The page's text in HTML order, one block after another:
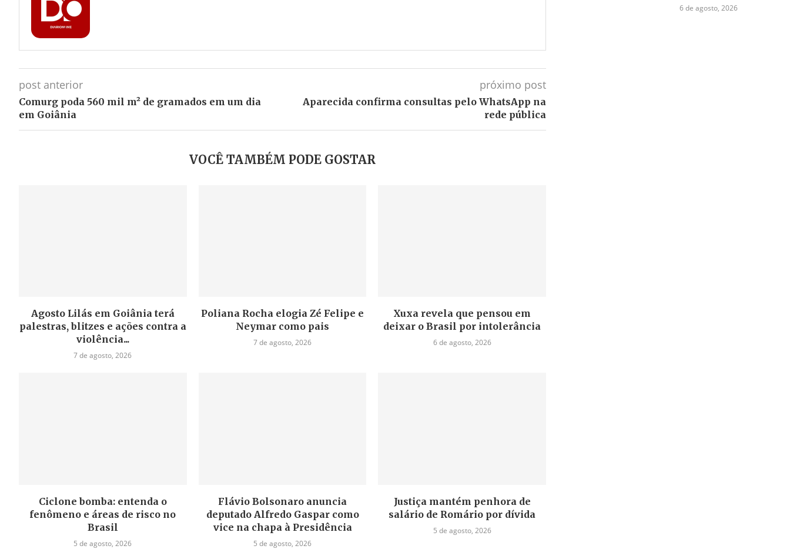
post anterior
Comurg poda 560 mil m² de gramados em um dia
em Goiânia
próximo post
Aparecida confirma consultas pelo WhatsApp na
rede pública
VOCÊ TAMBÉM PODE GOSTAR
Agosto Lilás em Goiânia terá
palestras, blitzes e ações contra a
violência...
7 de agosto, 2026
Poliana Rocha elogia Zé Felipe e
Neymar como pais
7 de agosto, 2026
Xuxa revela que pensou em
deixar o Brasil por intolerância
6 de agosto, 2026
Ciclone bomba: entenda o
fenômeno e áreas de risco no
Brasil
5 de agosto, 2026
Flávio Bolsonaro anuncia
deputado Alfredo Gaspar como
vice na chapa à Presidência
5 de agosto, 2026
Justiça mantém penhora de
salário de Romário por dívida
5 de agosto, 2026
6 de agosto, 2026